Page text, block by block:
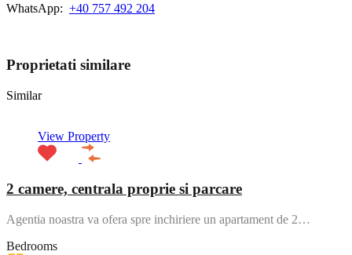
WhatsApp: +40 757 492 204
Proprietati similare
Similar
View Property
2 camere, centrala proprie si parcare
Agentia noastra va ofera spre inchiriere un apartament de 2…
Bedrooms